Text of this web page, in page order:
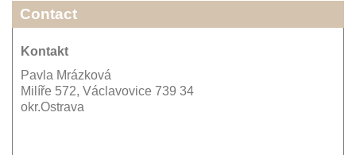
Contact
Kontakt
Pavla Mrázková
Milíře 572, Václavovice 739 34
okr.Ostrava